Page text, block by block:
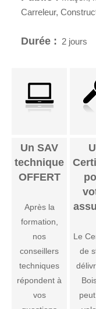
Carreleur,
Durée : 2 jours
Un SAV
technique
OFFERT
Après la
formation,
nos
conseillers
techniques
répondent à
vos
Le
de